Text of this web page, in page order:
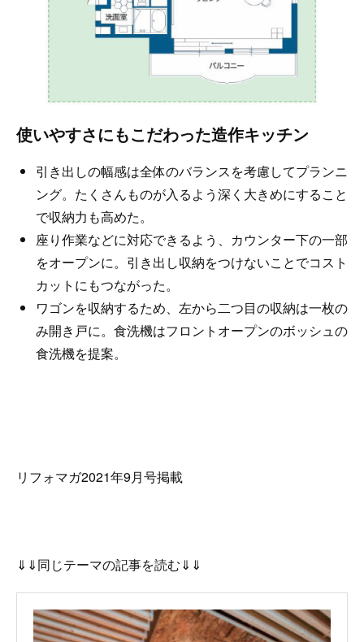
使いやすさにもこだわった造作キッチン
引き出しの幅感は全体のバランスを考慮してプランニ
ング。たくさんものが入るよう深く大きめにすること
で収納力も高めた。
座り作業などに対応できるよう、カウンター下の一部
をオープンに。引き出し収納をつけないことでコスト
カットにもつながった。
ワゴンを収納するため、左から二つ目の収納は一枚の
み開き戸に。食洗機はフロントオープンのボッシュの
食洗機を提案。
リフォマガ2021年9月号掲載
⇓⇓同じテーマの記事を読む⇓⇓